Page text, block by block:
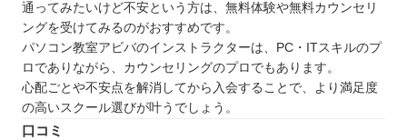
通ってみたいけど不安という方は、無料体験や無料カウンセリ
ングを受けてみるのがおすすめです。
パソコン教室アビバのインストラクターは、PC・ITスキルのプ
ロでありながら、カウンセリングのプロでもあります。
心配ごとや不安点を解消してから入会することで、より満足度
の高いスクール選びが叶うでしょう。
口コミ